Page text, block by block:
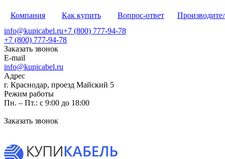
Компания Как купить Вопрос-ответ
info@kupicabel.ru+7 (800) 777-94-78
+7 (800) 777-94-78
Заказать звонок
E-mail
info@kupicabel.ru
Адрес
г. Краснодар, проезд Майский 5
Режим работы
Пн. – Пт.: с 9:00 до 18:00
Заказать звонок